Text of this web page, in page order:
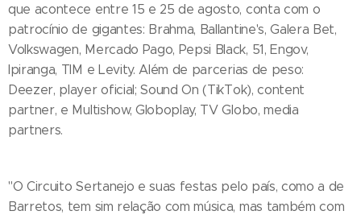
que acontece entre 15 e 25 de agosto, conta com o
patrocínio de gigantes: Brahma, Ballantine's, Galera Bet,
Volkswagen, Mercado Pago, Pepsi Black, 51, Engov,
Ipiranga, TIM e Levity. Além de parcerias de peso:
Deezer, player oficial; Sound On (TikTok), content
partner, e Multishow, Globoplay, TV Globo, media
partners.
"O Circuito Sertanejo e suas festas pelo país, como a de
Barretos, tem sim relação com música, mas também com